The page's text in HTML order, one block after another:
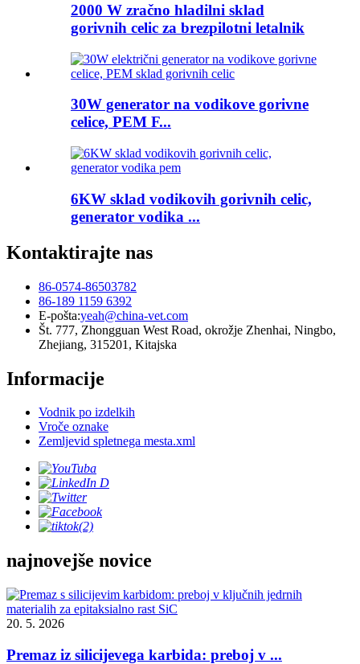
2000 W zračno hladilni sklad
gorivnih celic za brezpilotni letalnik
30W generator na vodikove gorivne
celice, PEM F...
6KW sklad vodikovih gorivnih celic,
generator vodika ...
Kontaktirajte nas
86-0574-86503782
86-189 1159 6392
E-pošta:yeah@china-vet.com
Št. 777, Zhongguan West Road, okrožje Zhenhai, Ningbo,
Zhejiang, 315201, Kitajska
Informacije
Vodnik po izdelkih
Vroče oznake
Zemljevid spletnega mesta.xml
najnovejše novice
20. 5. 2026
Premaz iz silicijevega karbida: preboj v ...